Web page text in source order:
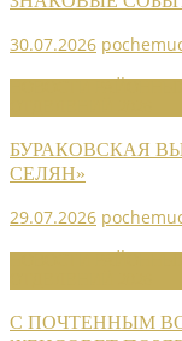
30.07.2026
БУРАКОВСКАЯ
СЕЛЯН»
29.07.2026
С ПОЧТЕННЫМ